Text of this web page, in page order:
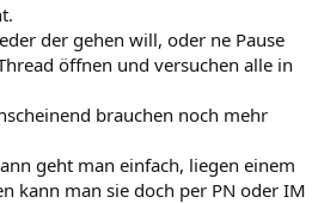
der gehen will, oder ne Pause
öffnen und versuchen alle in
brauchen noch mehr
geht man einfach, liegen einem
kann man sie doch per PN oder IM